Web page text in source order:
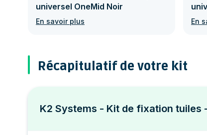
universel OneMid Noir
En savoir plus En
Récapitulatif de votre kit
K2 Systems - Kit de fixation tuiles